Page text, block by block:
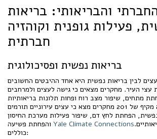
והבריאותי: בריאות
פעילות גופנית וקוהזיה
חברתית
בריאות נפשית ופסיכולוגית
לבין בריאות נפשית היא אחד ההיבטים החשובים
עצי העיר. מחקרים מצאים כי גישה לעצים ולמרחבים
מתחים, שיפור מצב רוח ופחות תלונות בריאותיות
נפשיות. מחקר סקירה מקיף של 201 מחקרים מצא כי עצים עירוניים תורמים
הפחתת לחץ דם, שיפור פעילות מערכת החיסון
Yale Climate Connections.היתרונות הבריאותיים
כוללים: